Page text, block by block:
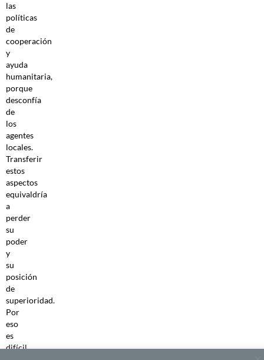
las
políticas
de
cooperación
y
ayuda
humanitaria,
porque
desconfía
de
los
agentes
locales.
Transferir
estos
aspectos
equivaldría
a
perder
su
poder
y
su
posición
de
superioridad.
Por
eso
es
difícil